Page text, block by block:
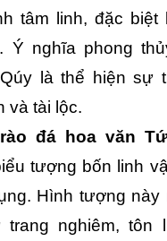
tâm linh, đặc biệt
Ý nghĩa phong
là thể hiện sự
và tài lộc.
đá hoa văn
tượng bốn linh
Hình tượng này
nghiêm, tôn